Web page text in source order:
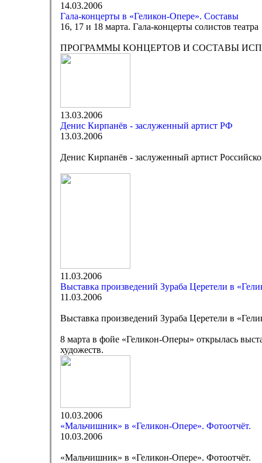
14.03.2006
Гала-концерты в «Геликон-Опере». Составы
16, 17 и 18 марта. Гала-концерты солистов театра
ПРОГРАММЫ КОНЦЕРТОВ И СОСТАВЫ
13.03.2006
Денис Кирпанёв - заслуженный артист РФ
13.03.2006
Денис Кирпанёв - заслуженный артист
11.03.2006
Выставка произведений Зураба Церетели в
11.03.2006
Выставка произведений Зураба Церетели в
8 марта в фойе «Геликон-Оперы» открылась
художеств.
10.03.2006
«Мальчишник» в «Геликон-Опере». Фотоотчёт.
10.03.2006
«Мальчишник» в «Геликон-Опере». Фотоотчёт.